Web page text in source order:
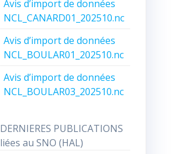
Avis d’import de données
NCL_CANARD01_202510.nc
Avis d’import de données
NCL_BOULAR01_202510.nc
Avis d’import de données
NCL_BOULAR03_202510.nc
DERNIERES PUBLICATIONS
liées au SNO (HAL)